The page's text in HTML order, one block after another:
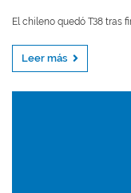
El chileno quedó T38 tras
Leer más